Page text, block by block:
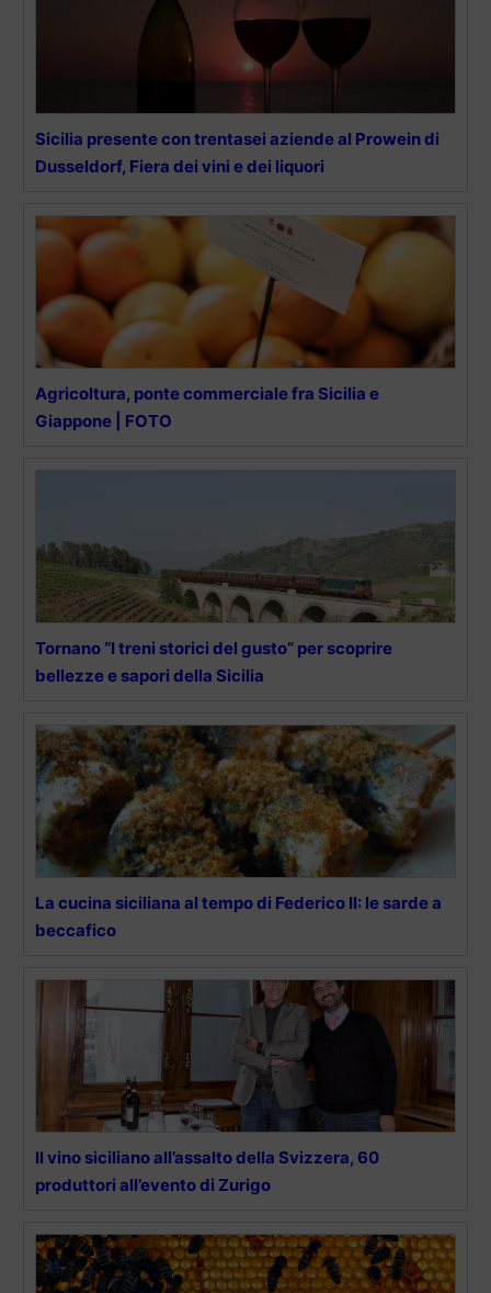
Sicilia presente con trentasei aziende al Prowein di
Dusseldorf, Fiera dei vini e dei liquori
Agricoltura, ponte commerciale fra Sicilia e
Giappone | FOTO
Tornano “I treni storici del gusto” per scoprire
bellezze e sapori della Sicilia
La cucina siciliana al tempo di Federico II: le sarde a
beccafico
Il vino siciliano all’assalto della Svizzera, 60
produttori all’evento di Zurigo